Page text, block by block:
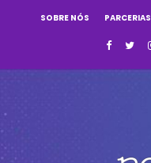
SOBRE NÓS PARCERIAS